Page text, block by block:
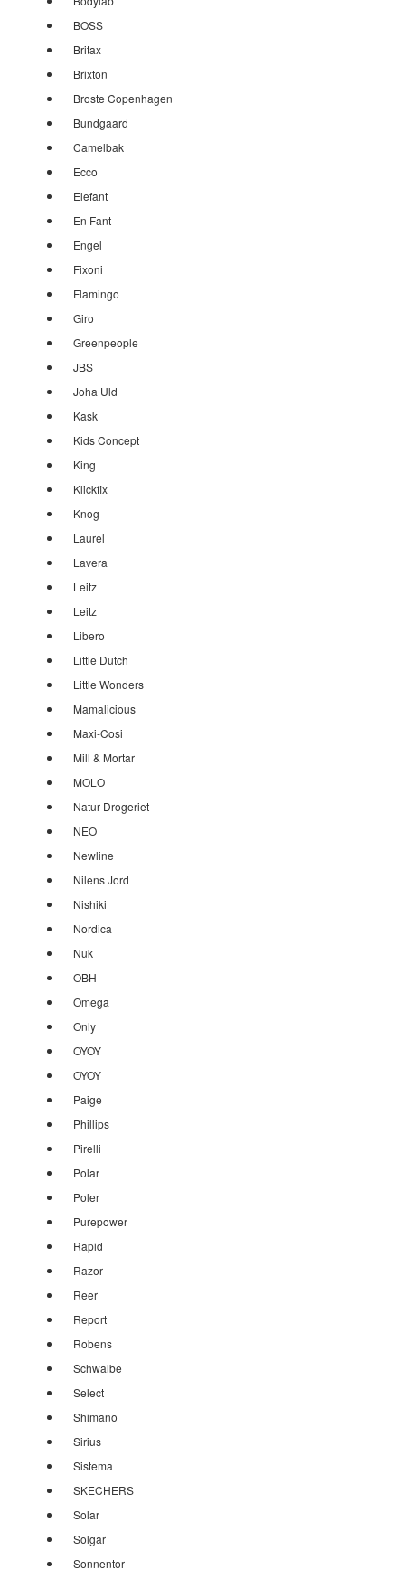
BOSS
Britax
Brixton
Broste Copenhagen
Bundgaard
Camelbak
Ecco
Elefant
En Fant
Engel
Fixoni
Flamingo
Giro
Greenpeople
JBS
Joha Uld
Kask
Kids Concept
King
Klickfix
Knog
Laurel
Lavera
Leitz
Leitz
Libero
Little Dutch
Little Wonders
Mamalicious
Maxi-Cosi
Mill & Mortar
MOLO
Natur Drogeriet
NEO
Newline
Nilens Jord
Nishiki
Nordica
Nuk
OBH
Omega
Only
OYOY
OYOY
Paige
Phillips
Pirelli
Polar
Poler
Purepower
Rapid
Razor
Reer
Report
Robens
Schwalbe
Select
Shimano
Sirius
Sistema
SKECHERS
Solar
Solgar
Sonnentor